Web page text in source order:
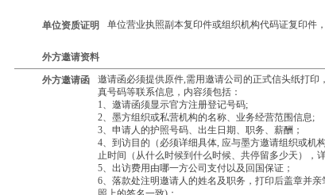
单位资质证明 单位营业执照副本复印件或组织机构代码证复印件
外方邀请资料
外方邀请函
邀请函必须提供原件,需用邀请公司的正式信头纸打印
真号码等联系信息，内容须包括：
1、邀请函须显示官方注册登记号码;
2、墨方组织或私营机构的名称、业务经营范围信息;
3、申请人的护照号码、出生日期、职务、薪酬；
4、到访目的（必须详细具体, 应与墨方邀请组织或机
止时间（从什么时候到什么时候、共停留多少天），
5、出访费用由哪一方公司支付以及回国保证；
6、落款处注明邀请人的姓名及职务，打印后盖章并